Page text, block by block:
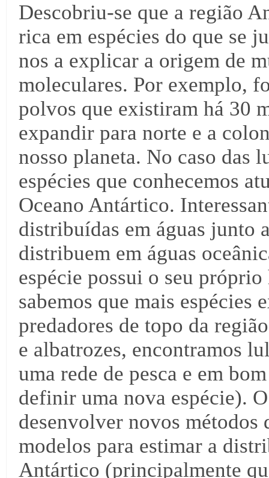
Descobriu-se que a região
rica em espécies do que se
nos a explicar a origem de
moleculares. Por exemplo,
polvos que existiram há 30
expandir para norte e a
nosso planeta. No caso das
espécies que conhecemos
Oceano Antártico.
distribuídas em águas junto
distribuem em águas
espécie possui o seu
sabemos que mais espécies
predadores de topo da
e albatrozes, encontramos
uma rede de pesca e em
definir uma nova espécie).
desenvolver novos métodos
modelos para estimar a
Antártico (principalmente